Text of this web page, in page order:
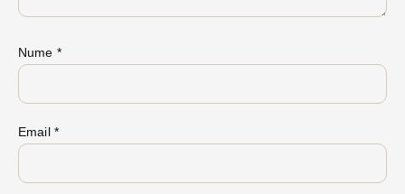
Nume *
Email *